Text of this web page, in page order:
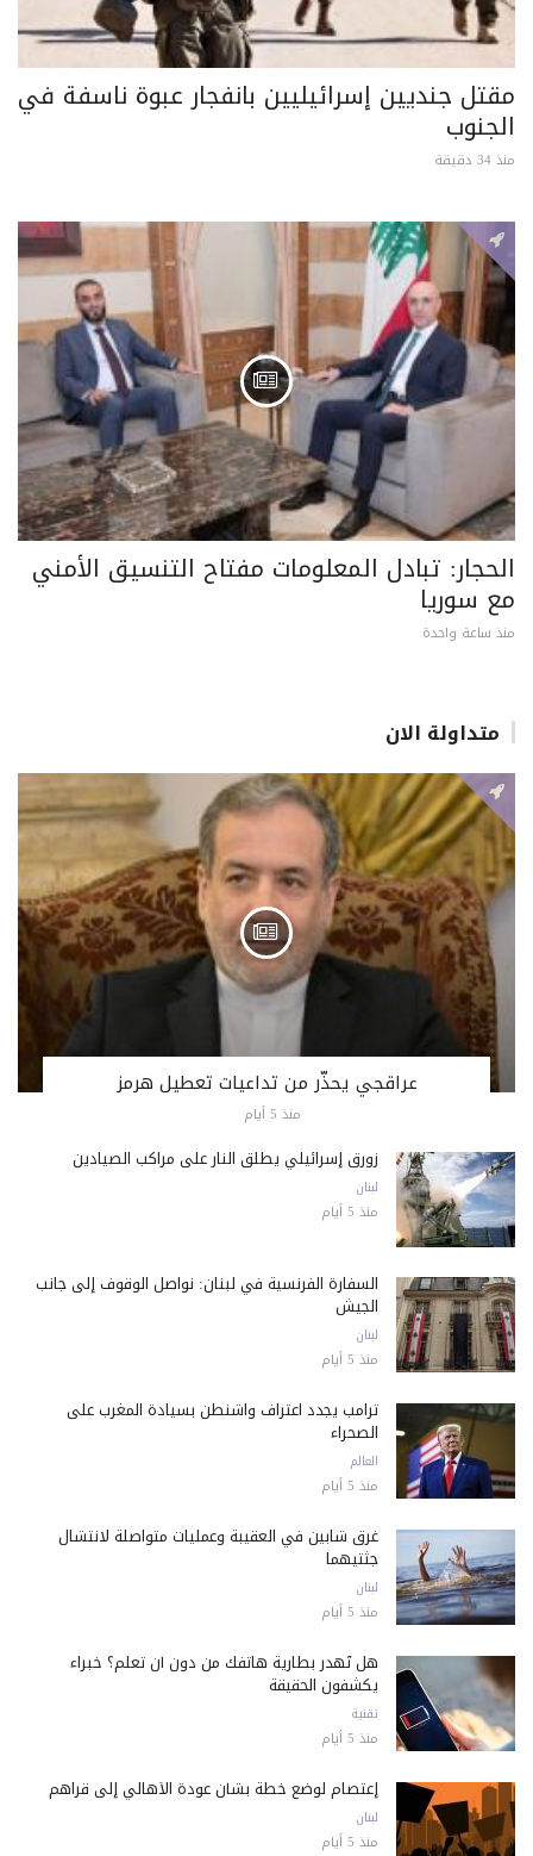
مقتل جنديين إسرائيليين بانفجار عبوة ناسفة في
الجنوب
منذ 34 دقيقة
الحجار: تبادل المعلومات مفتاح التنسيق الأمني
مع سوريا
منذ ساعة واحدة
متداولة الان
عراقجي يحذّر من تداعيات تعطيل هرمز
منذ 5 أيام
زورق إسرائيلي يطلق النار على مراكب الصيادين
لبنان
منذ 5 أيام
السفارة الفرنسية في لبنان: نواصل الوقوف إلى جانب
الجيش
لبنان
منذ 5 أيام
ترامب يجدد اعتراف واشنطن بسيادة المغرب على
الصحراء
العالم
منذ 5 أيام
غرق شابين في العقيبة وعمليات متواصلة لانتشال
جثتيهما
لبنان
منذ 5 أيام
هل تُهدر بطارية هاتفك من دون أن تعلم؟ خبراء
يكشفون الحقيقة
تقنية
منذ 5 أيام
إعتصام لوضع خطة بشأن عودة الأهالي إلى قراهم
لبنان
منذ 5 أيام